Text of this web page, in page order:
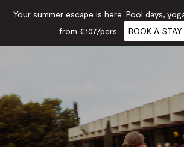
Your summer escape is here. Pool days,
from €107/pers.
BOOK A STAY